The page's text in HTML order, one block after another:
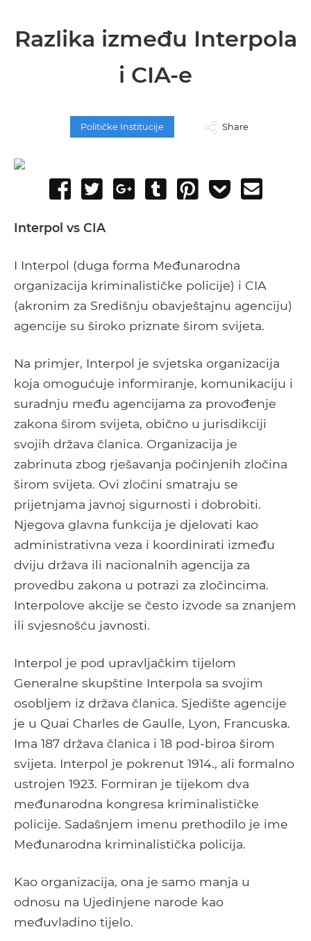
Razlika između Interpola
i CIA-e
Političke Institucije Share
Share
Facebook
Tweet
Share
Post
Pin
Add
Interpol vs CIA
I Interpol (duga forma Međunarodna
organizacija kriminalističke policije) i CIA
(akronim za Središnju obavještajnu agenciju)
agencije su široko priznate širom svijeta.
Na primjer, Interpol je svjetska organizacija
koja omogućuje informiranje, komunikaciju i
suradnju među agencijama za provođenje
zakona širom svijeta, obično u jurisdikciji
svojih država članica. Organizacija je
zabrinuta zbog rješavanja počinjenih zločina
širom svijeta. Ovi zločini smatraju se
prijetnjama javnoj sigurnosti i dobrobiti.
Njegova glavna funkcija je djelovati kao
administrativna veza i koordinirati između
dviju država ili nacionalnih agencija za
provedbu zakona u potrazi za zločincima.
Interpolove akcije se često izvode sa znanjem
ili svjesnošću javnosti.
Interpol je pod upravljačkim tijelom
Generalne skupštine Interpola sa svojim
osobljem iz država članica. Sjedište agencije
je u Quai Charles de Gaulle, Lyon, Francuska.
Ima 187 država članica i 18 pod-biroa širom
svijeta. Interpol je pokrenut 1914., ali formalno
ustrojen 1923. Formiran je tijekom dva
međunarodna kongresa kriminalističke
policije. Sadašnjem imenu prethodilo je ime
Međunarodna kriminalistička policija.
Kao organizacija, ona je samo manja u
odnosu na Ujedinjene narode kao
međuvladino tijelo.